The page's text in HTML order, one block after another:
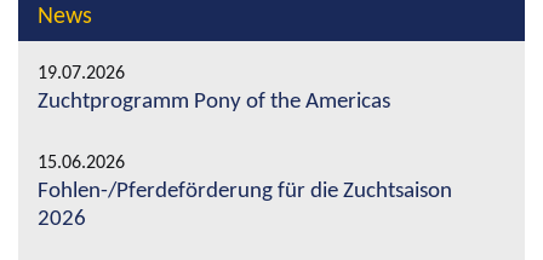
News
19.07.2026
Zuchtprogramm Pony of the Americas
15.06.2026
Fohlen-/Pferdeförderung für die Zuchtsaison
2026